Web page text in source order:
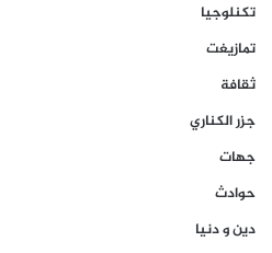
تكنلوجيا
تمازيغت
ثقافة
جزر الكناري
جهات
حوادث
دين و دنيا